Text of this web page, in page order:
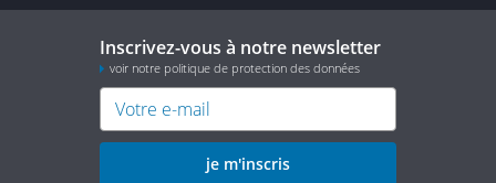
Inscrivez-vous à notre newsletter
voir notre politique de protection des données
je m'inscris